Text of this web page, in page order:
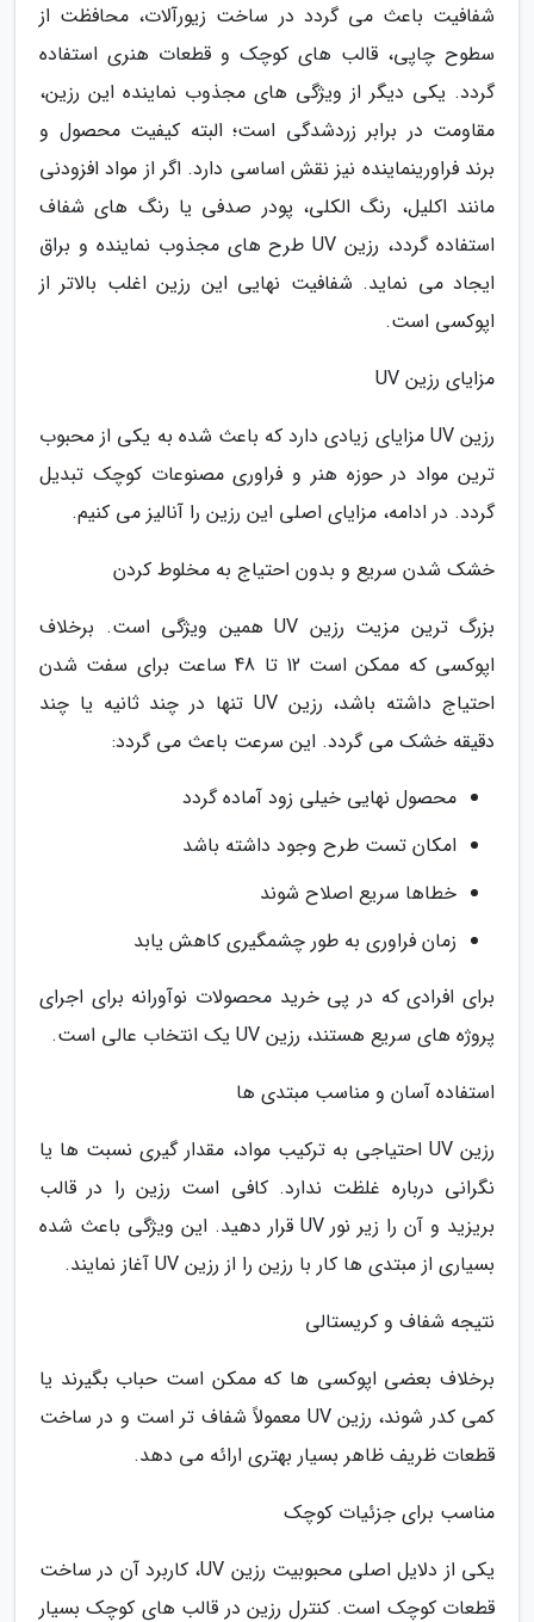
شفافیت باعث می گردد در ساخت زیورآلات، محافظت از
سطوح چاپی، قالب های کوچک و قطعات هنری استفاده
گردد. یکی دیگر از ویژگی های مجذوب نماینده این رزین،
مقاومت در برابر زردشدگی است؛ البته کیفیت محصول و
برند فراورینماینده نیز نقش اساسی دارد. اگر از مواد افزودنی
مانند اکلیل، رنگ الکلی، پودر صدفی یا رنگ های شفاف
استفاده گردد، رزین UV طرح های مجذوب نماینده و براق
ایجاد می نماید. شفافیت نهایی این رزین اغلب بالاتر از
اپوکسی است.
مزایای رزین UV
رزین UV مزایای زیادی دارد که باعث شده به یکی از محبوب
ترین مواد در حوزه هنر و فراوری مصنوعات کوچک تبدیل
گردد. در ادامه، مزایای اصلی این رزین را آنالیز می کنیم.
خشک شدن سریع و بدون احتیاج به مخلوط کردن
بزرگ ترین مزیت رزین UV همین ویژگی است. برخلاف
اپوکسی که ممکن است 12 تا 48 ساعت برای سفت شدن
احتیاج داشته باشد، رزین UV تنها در چند ثانیه یا چند
دقیقه خشک می گردد. این سرعت باعث می گردد:
محصول نهایی خیلی زود آماده گردد
امکان تست طرح وجود داشته باشد
خطاها سریع اصلاح شوند
زمان فراوری به طور چشمگیری کاهش یابد
برای افرادی که در پی خرید محصولات نوآورانه برای اجرای
پروژه های سریع هستند، رزین UV یک انتخاب عالی است.
استفاده آسان و مناسب مبتدی ها
رزین UV احتیاجی به ترکیب مواد، مقدار گیری نسبت ها یا
نگرانی درباره غلظت ندارد. کافی است رزین را در قالب
بریزید و آن را زیر نور UV قرار دهید. این ویژگی باعث شده
بسیاری از مبتدی ها کار با رزین را از رزین UV آغاز نمایند.
نتیجه شفاف و کریستالی
برخلاف بعضی اپوکسی ها که ممکن است حباب بگیرند یا
کمی کدر شوند، رزین UV معمولاً شفاف تر است و در ساخت
قطعات ظریف ظاهر بسیار بهتری ارائه می دهد.
مناسب برای جزئیات کوچک
یکی از دلایل اصلی محبوبیت رزین UV، کاربرد آن در ساخت
قطعات کوچک است. کنترل رزین در قالب های کوچک بسیار